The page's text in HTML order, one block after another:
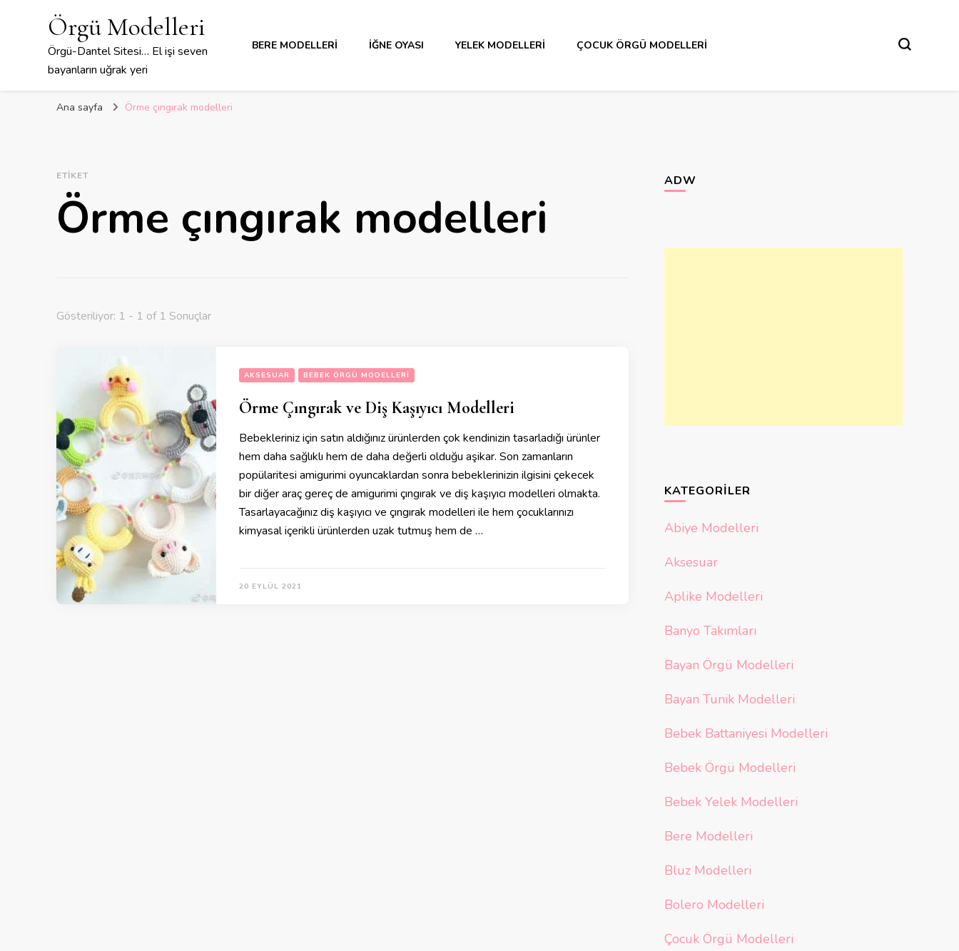
Örgü Modelleri
Örgü-Dantel Sitesi… El işi seven
bayanların uğrak yeri
BERE MODELLERI İĞNE OYASI YELEK MODELLERI ÇOCUK ÖRGÜ MODELLERI
Ana sayfa Örme çıngırak modelleri
ETIKET
Örme çıngırak modelleri
Gösteriliyor: 1 - 1 of 1 Sonuçlar
AKSESUAR BEBEK ÖRGÜ MODELLERI
Örme Çıngırak ve Diş Kaşıyıcı Modelleri
Bebekleriniz için satın aldığınız ürünlerden çok kendinizin tasarladığı ürünler
hem daha sağlıklı hem de daha değerli olduğu aşikar. Son zamanların
popülaritesi amigurimi oyuncaklardan sonra bebeklerinizin ilgisini çekecek
bir diğer araç gereç de amigurimi çıngırak ve diş kaşıyıcı modelleri olmakta.
Tasarlayacağınız diş kaşıyıcı ve çıngırak modelleri ile hem çocuklarınızı
kimyasal içerikli ürünlerden uzak tutmuş hem de …
20 EYLÜL 2021
ADW
KATEGORILER
Abiye Modelleri
Aksesuar
Aplike Modelleri
Banyo Takımları
Bayan Örgü Modelleri
Bayan Tunik Modelleri
Bebek Battaniyesi Modelleri
Bebek Örgü Modelleri
Bebek Yelek Modelleri
Bere Modelleri
Bluz Modelleri
Bolero Modelleri
Çocuk Örgü Modelleri